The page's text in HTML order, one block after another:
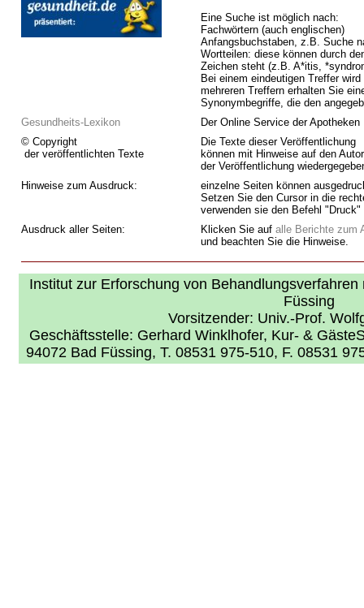
Eine Suche ist möglich nach:
Fachwörtern (auch englischen)
Anfangsbuchstaben, z.B. Suche
Wortteilen: diese können durch
Zeichen steht (z.B. A*itis,
Bei einem eindeutigen Treffer
mehreren Treffern erhalten Sie
Synonymbegriffe, die den
Gesundheits-Lexikon
Der Online Service der Apotheken
© Copyright
der veröffentlichten Texte
Die Texte dieser Veröffentlichung
können mit Hinweise auf den
der Veröffentlichung
Hinweise zum Ausdruck:
einzelne Seiten können
Setzen Sie den Cursor in die
verwenden sie den Befehl "Druck"
Ausdruck aller Seiten:
Klicken Sie auf alle Berichte zum
und beachten Sie die Hinweise.
Institut zur Erforschung von
Füssing
Vorsitzender: Univ.-Prof.
Geschäftsstelle: Gerhard Winklhofer, Kur- &
94072 Bad Füssing, T. 08531 975-510, F. 08531